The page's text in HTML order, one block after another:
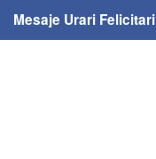
Mesaje Urari Felicitari